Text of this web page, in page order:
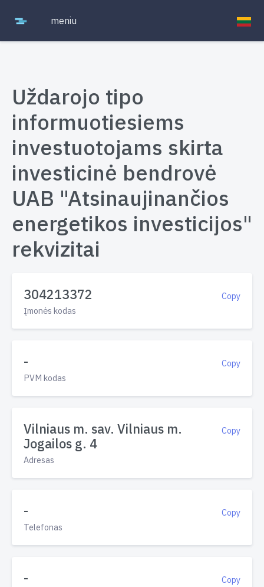
meniu
Uždarojo tipo
informuotiesiems
investuotojams skirta
investicinė bendrovė
UAB "Atsinaujinančios
energetikos investicijos"
rekvizitai
Copy
304213372
Įmonės kodas
Copy
-
PVM kodas
Copy
Vilniaus m. sav. Vilniaus m.
Jogailos g. 4
Adresas
Copy
-
Telefonas
Copy
-